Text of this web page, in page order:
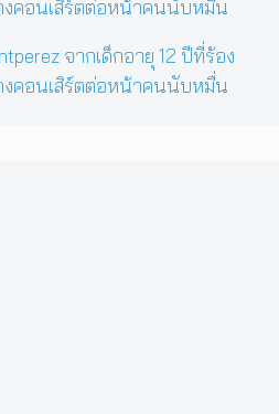
จากเด็กอายุ 12 ปีที่ร้อง
งคอนเสิร์ตต่อหน้าคนนับหมื่น